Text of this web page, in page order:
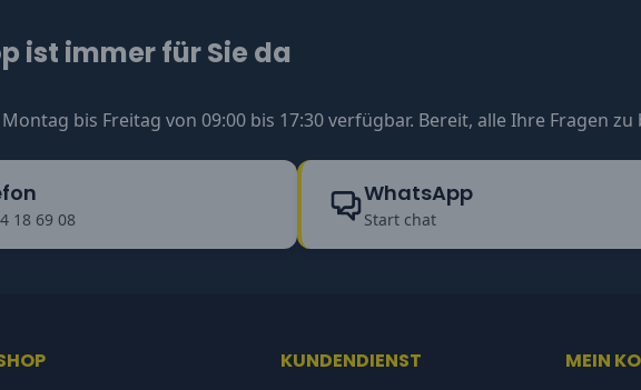
ist immer für Sie da
bis Freitag von 09:00 bis 17:30 verfügbar. Bereit, alle Ihre Fragen
18 69 08
WhatsApp
Start chat
KUNDENDIENST MEIN